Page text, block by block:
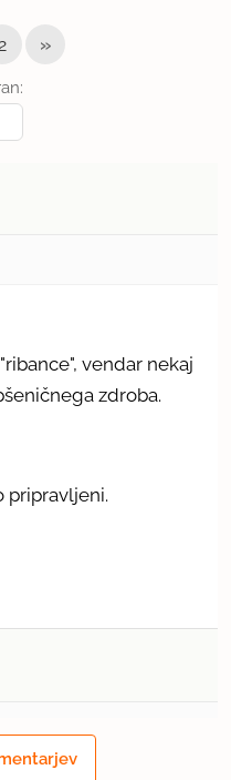
2 »
vendar nekaj
zdroba.
pripravljeni.